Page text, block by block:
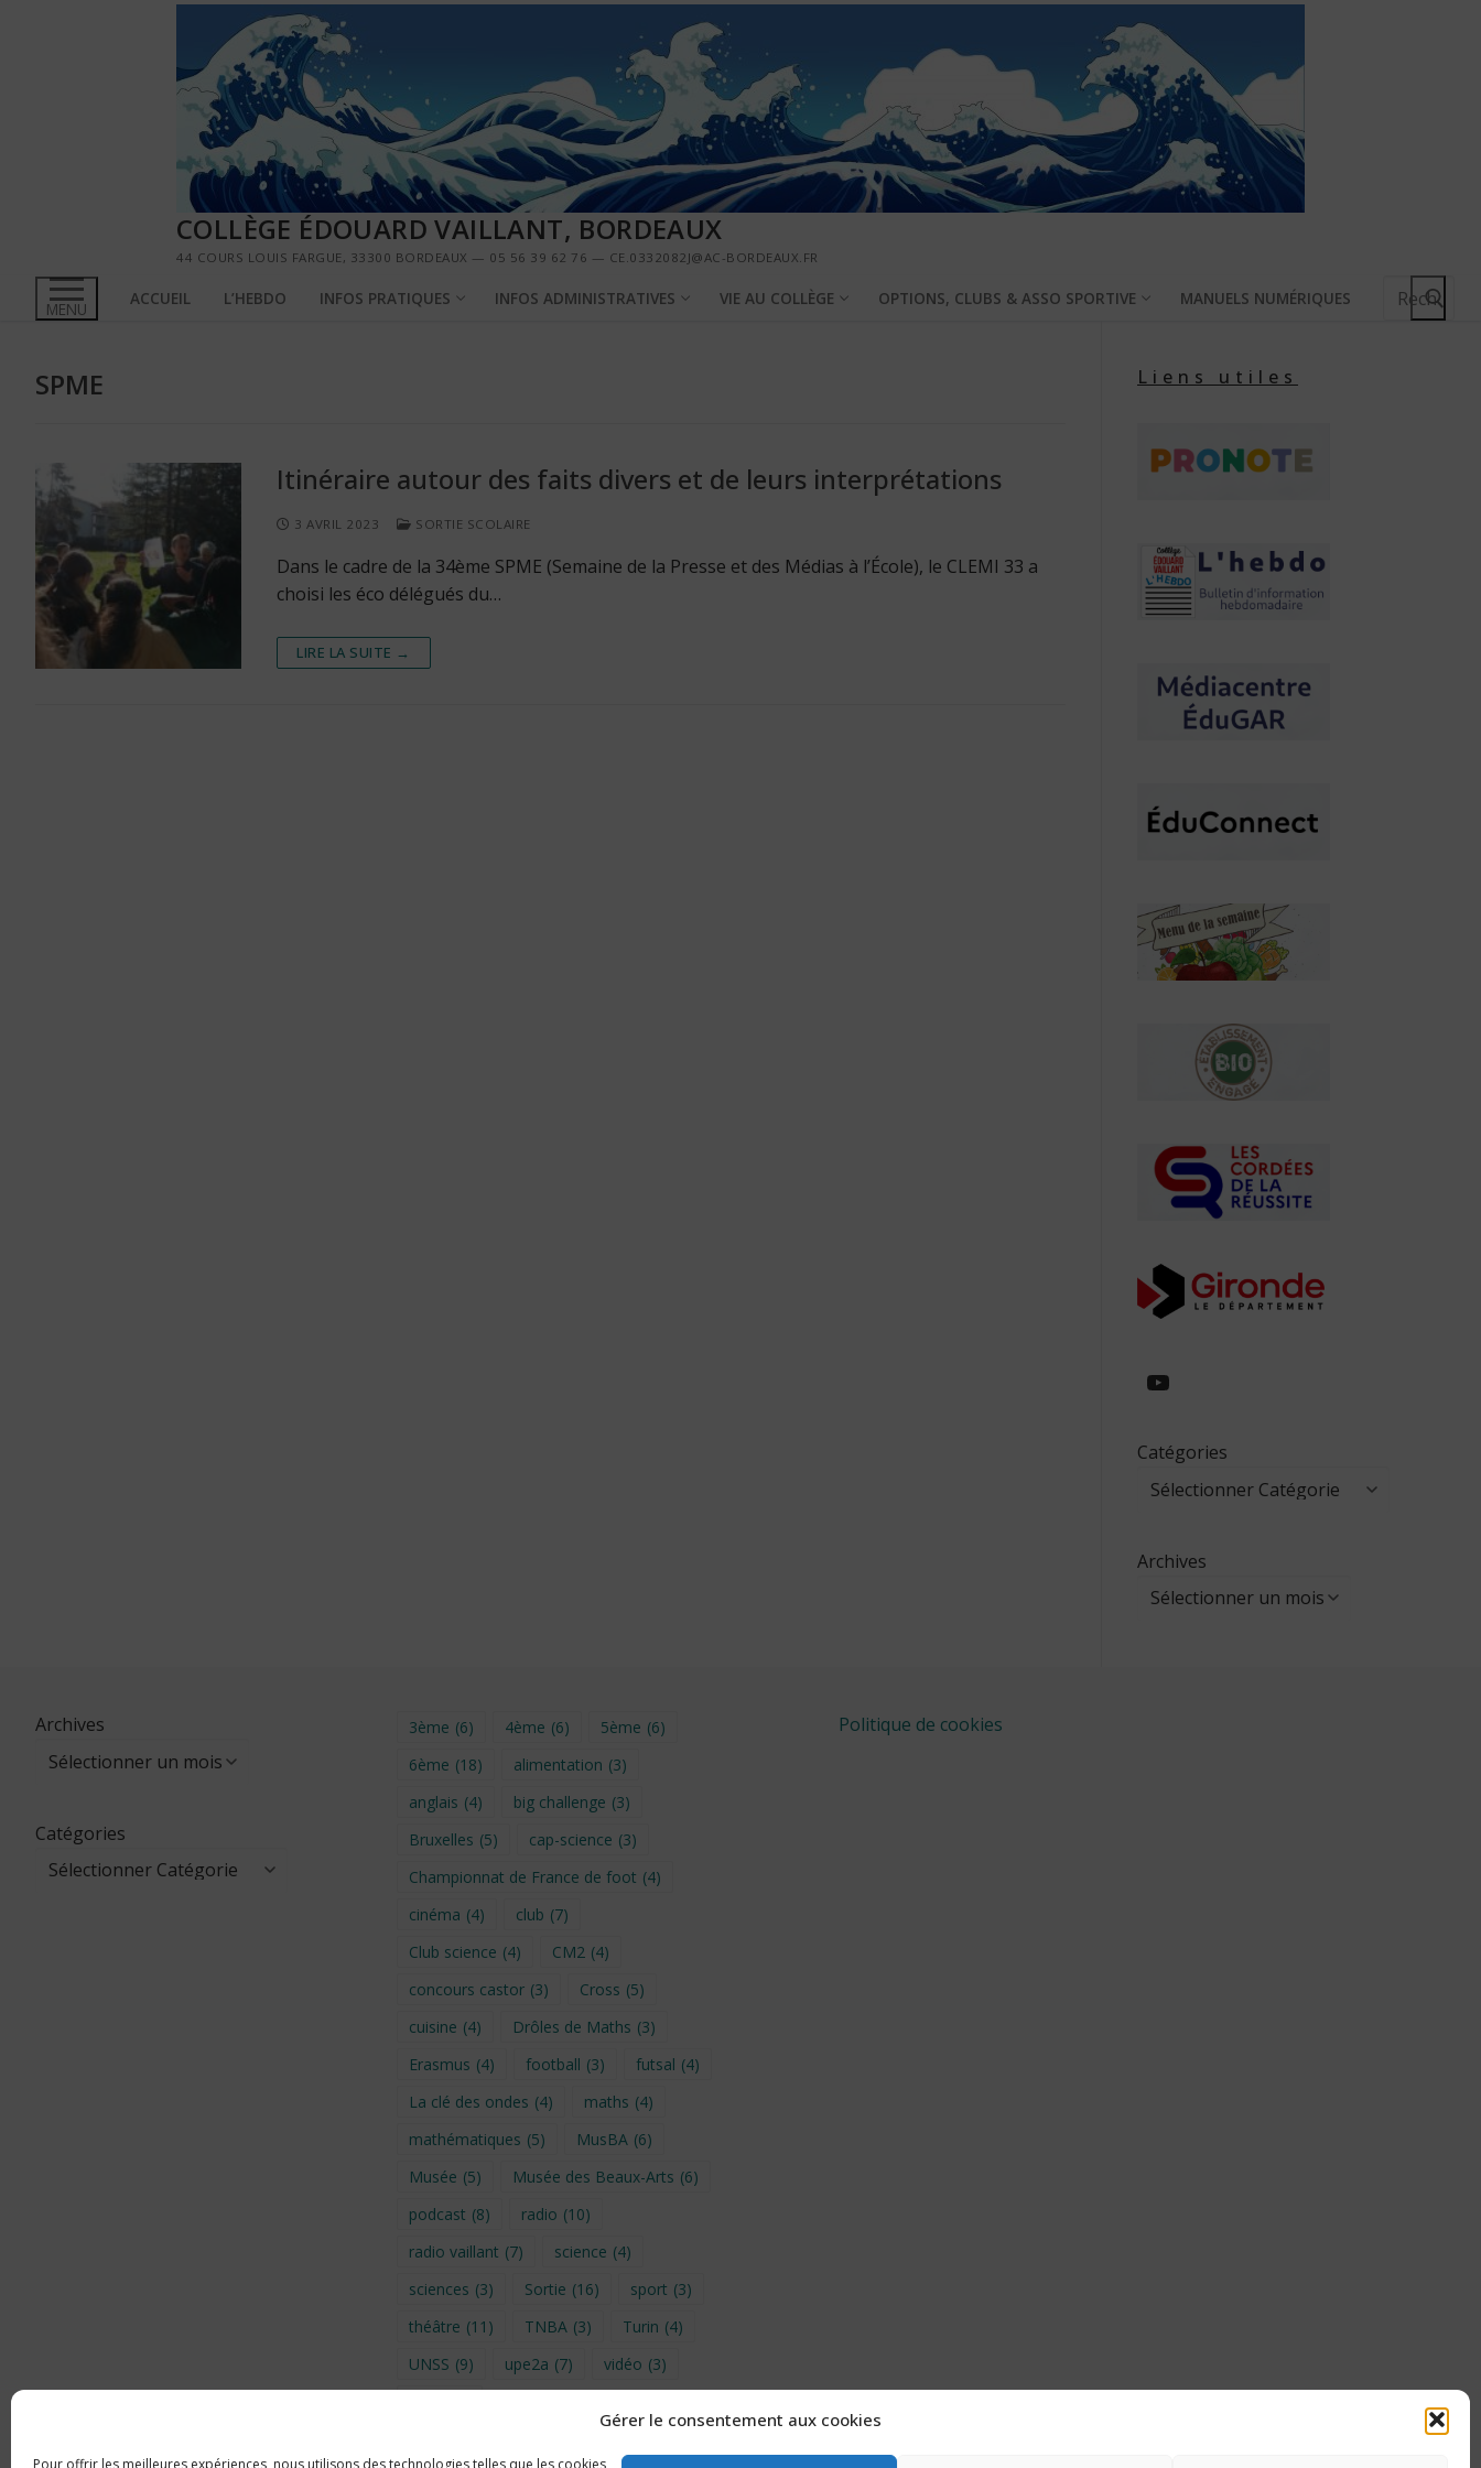
Gérer le consentement aux cookies
Pour offrir les meilleures expériences, nous utilisons des technologies telles que les cookies
COLLÈGE ÉDOUARD VAILLANT, BORDEAUX
44 COURS LOUIS FARGUE, 33300 BORDEAUX — 05 56 39 62 76 — CE.0332082J@AC-BORDEAUX.FR
MENU ACCUEIL L’HEBDO INFOS PRATIQUES INFOS ADMINISTRATIVES VIE AU COLLÈGE OPTIONS, CLUBS & ASSO SPORTIVE MANUELS NUMÉRIQUES
Rechercher
SPME
Itinéraire autour des faits divers et de leurs interprétations
3 AVRIL 2023 SORTIE SCOLAIRE
Dans le cadre de la 34ème SPME (Semaine de la Presse et des Médias à l’École), le CLEMI 33 a
choisi les éco délégués du…
LIRE LA SUITE →
Liens utiles
https://
Catégories
Archives
Archives
Catégories
3ème (6) 4ème (6) 5ème (6)
6ème (18) alimentation (3)
anglais (4) big challenge (3)
Bruxelles (5) cap-science (3)
Championnat de France de foot (4)
cinéma (4) club (7)
Club science (4) CM2 (4)
concours castor (3) Cross (5)
cuisine (4) Drôles de Maths (3)
Erasmus (4) football (3) futsal (4)
La clé des ondes (4) maths (4)
mathématiques (5) MusBA (6)
Musée (5) Musée des Beaux-Arts (6)
podcast (8) radio (10)
radio vaillant (7) science (4)
sciences (3) Sortie (16) sport (3)
théâtre (11) TNBA (3) Turin (4)
UNSS (9) upe2a (7) vidéo (3)
Politique de cookies